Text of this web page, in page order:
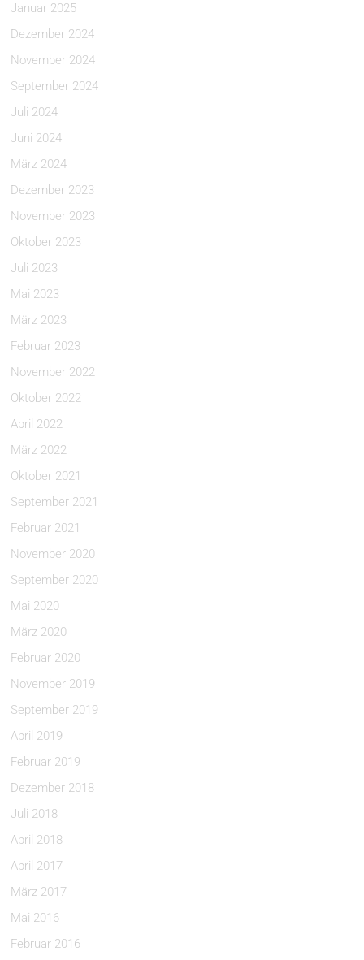
Januar 2025
Dezember 2024
November 2024
September 2024
Juli 2024
Juni 2024
März 2024
Dezember 2023
November 2023
Oktober 2023
Juli 2023
Mai 2023
März 2023
Februar 2023
November 2022
Oktober 2022
April 2022
März 2022
Oktober 2021
September 2021
Februar 2021
November 2020
September 2020
Mai 2020
März 2020
Februar 2020
November 2019
September 2019
April 2019
Februar 2019
Dezember 2018
Juli 2018
April 2018
April 2017
März 2017
Mai 2016
Februar 2016